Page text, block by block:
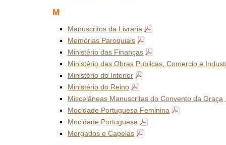
M
Manuscritos da Livraria
Memórias Paroquiais
Ministério das Finanças
Ministério das Obras Publicas, Comercio e
Ministério do Interior
Ministério do Reino
Miscelâneas Manuscritas do Convento da Graça
Mocidade Portuguesa Feminina
Mocidade Portuguesa
Morgados e Capelas